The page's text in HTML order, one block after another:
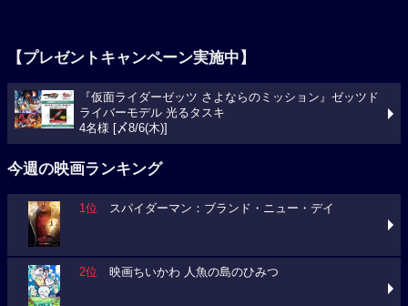
【プレゼントキャンペーン実施中】
『仮面ライダーゼッツ さよならのミッション』ゼッツド
ライバーモデル 光るタスキ
4名様 [〆8/6(木)]
今週の映画ランキング
1位 スパイダーマン：ブランド・ニュー・デイ
2位 映画ちいかわ 人魚の島のひみつ